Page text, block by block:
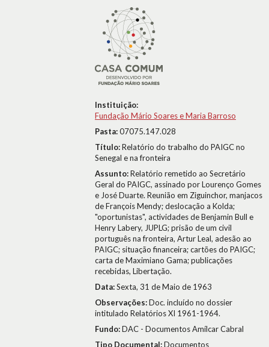
Instituição:
Fundação Mário Soares e Maria Barroso
Pasta:07075.147.028
Título:Relatório do trabalho do PAIGC no
Senegal e na fronteira
Assunto:Relatório remetido ao Secretário
Geral do PAIGC, assinado por Lourenço Gomes
e José Duarte. Reunião em Ziguinchor, manjacos
de François Mendy; deslocação a Kolda;
"oportunistas", actividades de Benjamin Bull e
Henry Labery, JUPLG; prisão de um civil
português na fronteira, Artur Leal, adesão ao
PAIGC; situação financeira; cartões do PAIGC;
carta de Maximiano Gama; publicações
recebidas, Libertação.
Data:Sexta, 31 de Maio de 1963
Observações:Doc. incluído no dossier
intitulado Relatórios XI 1961-1964.
Fundo:DAC - Documentos Amílcar Cabral
Tipo Documental:Documentos